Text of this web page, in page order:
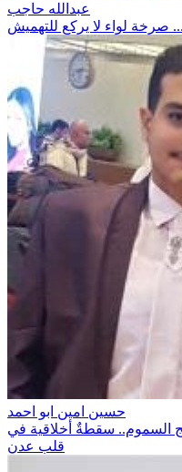
عبدالله حاجب
... صرخة لواء لا يركع للتهميش
حسين امين ابو احمد
السموم.. سقطةٌ أخلاقية في
قلب عدن